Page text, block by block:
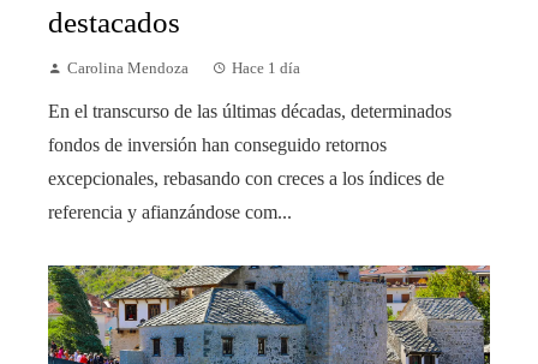
destacados
Carolina Mendoza Hace 1 día
En el transcurso de las últimas décadas, determinados
fondos de inversión han conseguido retornos
excepcionales, rebasando con creces a los índices de
referencia y afianzándose com...